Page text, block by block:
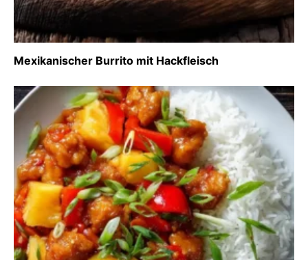
Mexikanischer Burrito mit Hackfleisch